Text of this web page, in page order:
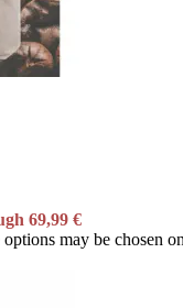
69,99 €
may be chosen